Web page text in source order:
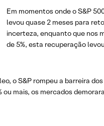
Em momentos onde o S&P
levou quase 2 meses para
incerteza, enquanto que nos
de 5%, esta recuperação
o S&P rompeu a barreira
mais, os mercados